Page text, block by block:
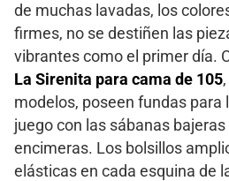
de muchas lavadas, los
firmes, no se destiñen las
vibrantes como el primer día.
La Sirenita para cama de 105
modelos, poseen fundas para
juego con las sábanas
encimeras. Los bolsillos
elásticas en cada esquina de